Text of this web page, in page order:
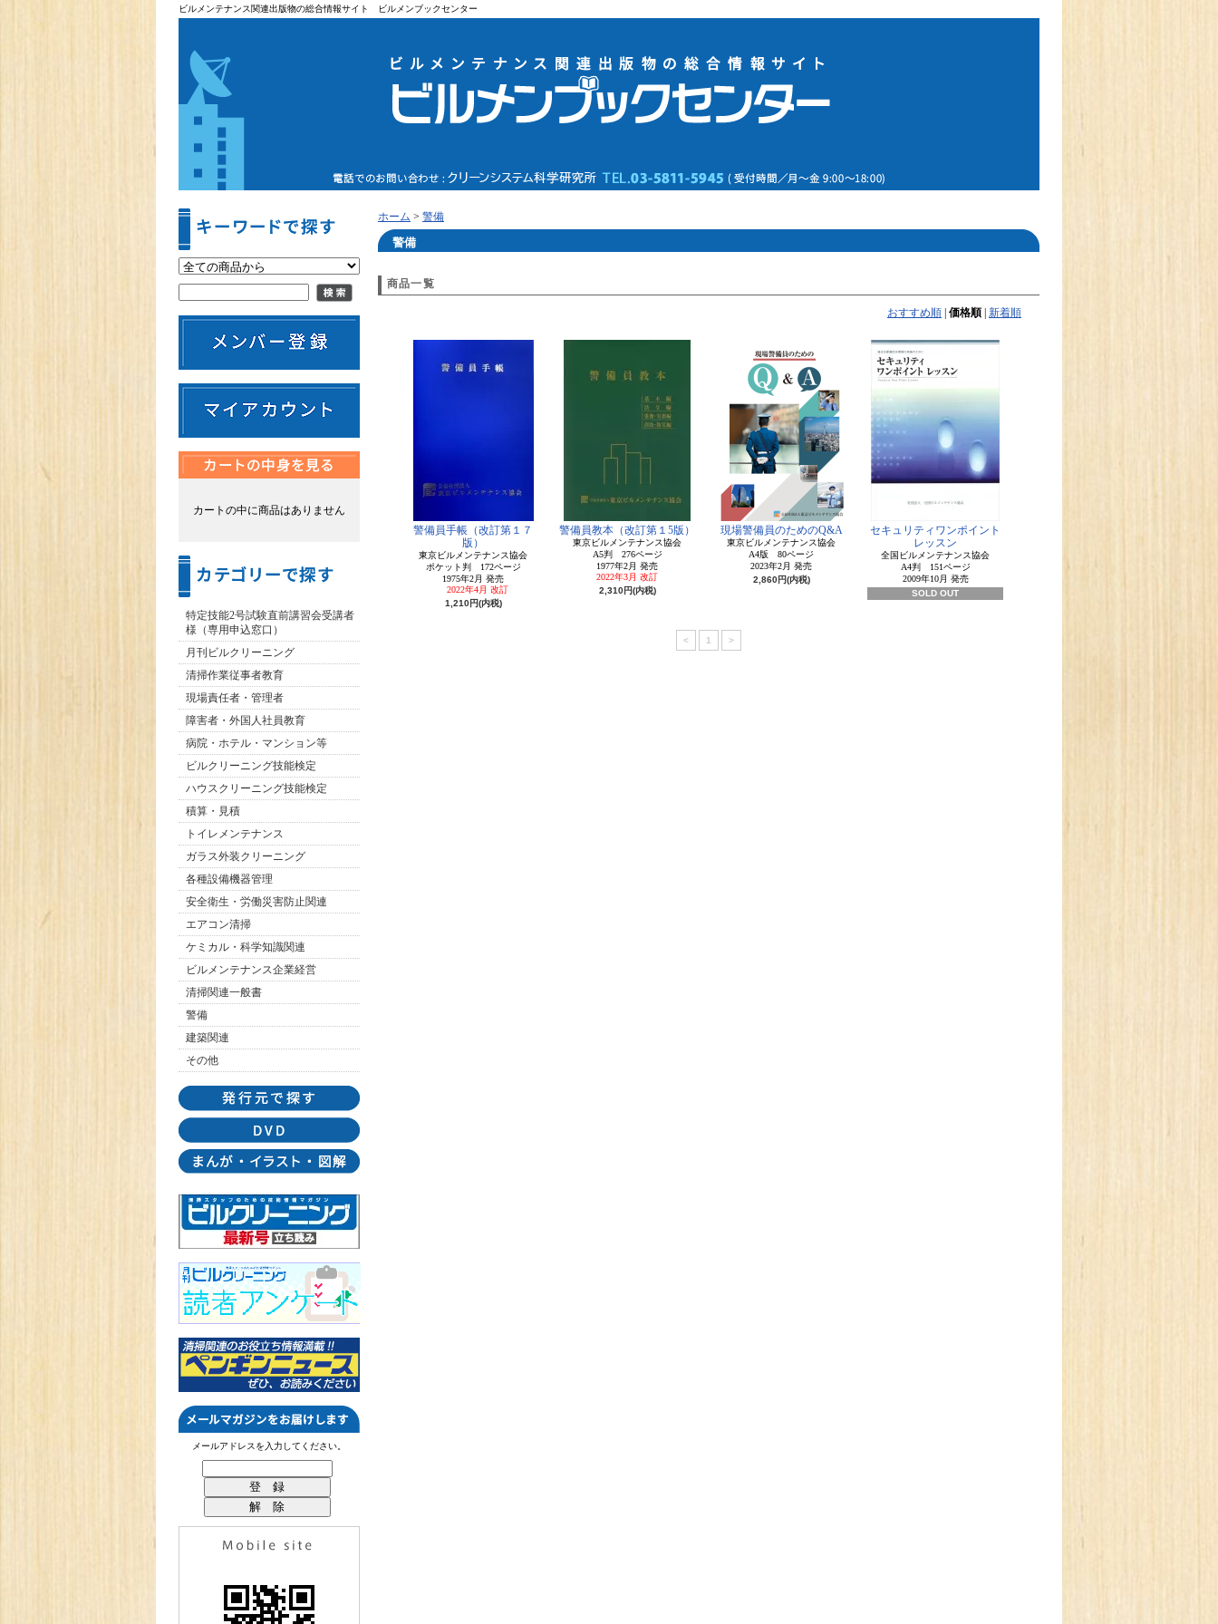
ビルメンテナンス関連出版物の総合情報サイト ビルメンブックセンター
カートの中に商品はありません
特定技能2号試験直前講習会受講者
様（専用申込窓口）
月刊ビルクリーニング
清掃作業従事者教育
現場責任者・管理者
障害者・外国人社員教育
病院・ホテル・マンション等
ビルクリーニング技能検定
ハウスクリーニング技能検定
積算・見積
トイレメンテナンス
ガラス外装クリーニング
各種設備機器管理
安全衛生・労働災害防止関連
エアコン清掃
ケミカル・科学知識関連
ビルメンテナンス企業経営
清掃関連一般書
警備
建築関連
その他
メールアドレスを入力してください。
ホーム > 警備
警備
商品一覧
おすすめ順 価格順 新着順
警備員手帳（改訂第１７
版）
東京ビルメンテナンス協会
ポケット判 172ページ
1975年2月 発売
2022年4月 改訂
1,210円(内税)
警備員教本（改訂第１5版）
東京ビルメンテナンス協会
A5判 276ページ
1977年2月 発売
2022年3月 改訂
2,310円(内税)
現場警備員のためのQ&A
東京ビルメンテナンス協会
A4版 80ページ
2023年2月 発売
2,860円(内税)
セキュリティワンポイント
レッスン
全国ビルメンテナンス協会
A4判 151ページ
2009年10月 発売
SOLD OUT
< 1 >